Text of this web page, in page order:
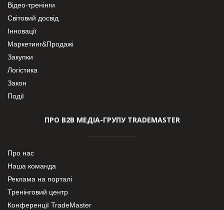
Відео-тренінги
Світовий досвід
Інновації
Маркетинг&Продажі
Закупки
Логістика
Закон
Події
ПРО В2В МЕДІА-ГРУПУ TRADEMASTER
Про нас
Наша команда
Реклама на порталі
Тренінговий центр
Конференції TradeMaster